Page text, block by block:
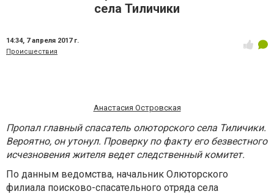
села Тиличики
14:34, 7 апреля 2017 г.
Происшествия
Анастасия Островская
Пропал главный спасатель олюторского села Тиличики.
Вероятно, он утонул. Проверку по факту его безвестного
исчезновения жителя ведет следственный комитет.
По данным ведомства, начальник Олюторского
филиала поисково-спасательного отряда села